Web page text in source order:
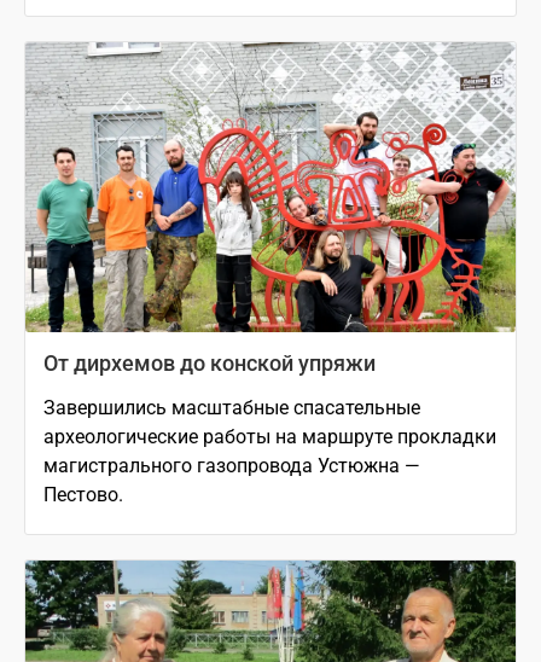
От дирхемов до конской упряжи
Завершились масштабные спасательные
археологические работы на маршруте прокладки
магистрального газопровода Устюжна —
Пестово.